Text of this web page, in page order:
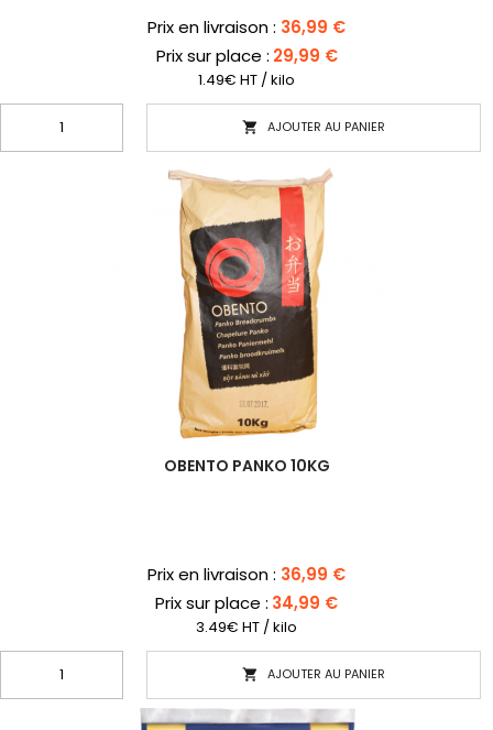
Prix
Prix en livraison : 36,99 €
Prix sur place : 29,99 €
1.49€ HT / kilo
 AJOUTER AU PANIER
OBENTO PANKO 10KG
Prix
Prix en livraison : 36,99 €
Prix sur place : 34,99 €
3.49€ HT / kilo
 AJOUTER AU PANIER